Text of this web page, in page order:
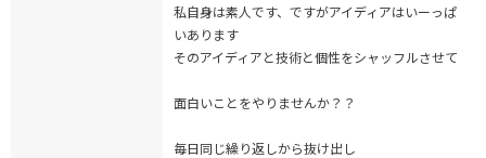
私自身は素人です、ですがアイディアはいーっぱ
いあります
そのアイディアと技術と個性をシャッフルさせて
面白いことをやりませんか？？
毎日同じ繰り返しから抜け出し